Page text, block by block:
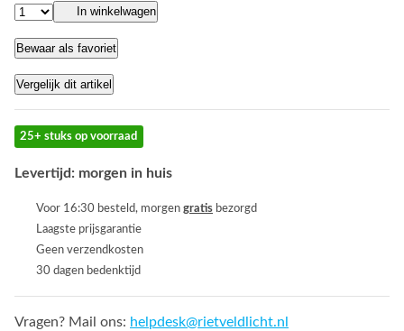
In winkelwagen
Bewaar als favoriet
Vergelijk dit artikel
25+ stuks op voorraad
Levertijd: morgen in huis
Voor 16:30 besteld, morgen gratis bezorgd
Laagste prijsgarantie
Geen verzendkosten
30 dagen bedenktijd
Vragen? Mail ons: helpdesk@rietveldlicht.nl